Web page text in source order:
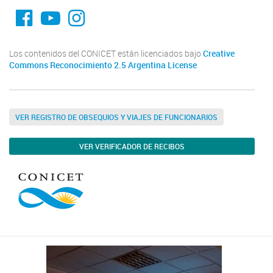
fa-facebook
YouTube
Instagram
Los contenidos del CONICET están licenciados bajo Creative
Commons Reconocimiento 2.5 Argentina License
VER REGISTRO DE OBSEQUIOS Y VIAJES DE FUNCIONARIOS
VER VERIFICADOR DE RECIBOS